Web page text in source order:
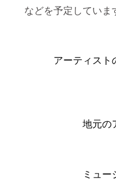
などを予定していま
アーティスト
地元の
ミュ